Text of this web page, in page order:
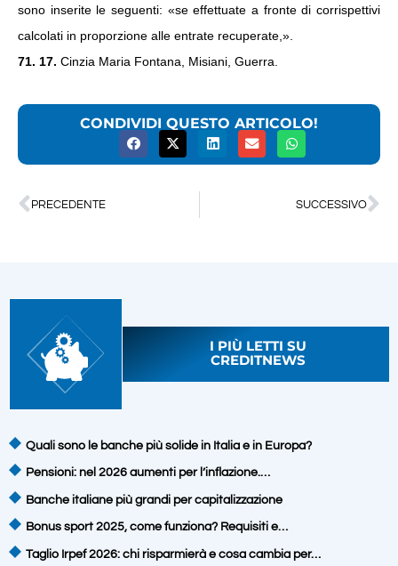
sono inserite le seguenti: «se effettuate a fronte di corrispettivi
calcolati in proporzione alle entrate recuperate,».
71. 17. Cinzia Maria Fontana, Misiani, Guerra.
CONDIVIDI QUESTO ARTICOLO!
PRECEDENTE SUCCESSIVO
I PIÙ LETTI SU
CREDITNEWS
Quali sono le banche più solide in Italia e in Europa?
Pensioni: nel 2026 aumenti per l’inflazione.…
Banche italiane più grandi per capitalizzazione
Bonus sport 2025, come funziona? Requisiti e…
Taglio Irpef 2026: chi risparmierà e cosa cambia per…